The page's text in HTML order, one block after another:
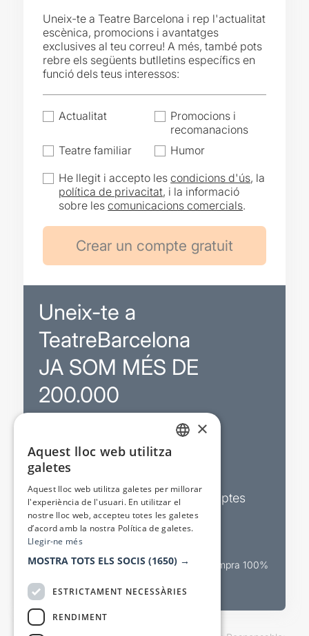
Uneix-te a Teatre Barcelona i rep l'actualitat
escènica, promocions i avantatges
exclusives al teu correu! A més, també pots
rebre els següents butlletins específics en
funció dels teus interessos:
Actualitat
Promocions i
recomanacions
Teatre familiar
Humor
He llegit i accepto lescondicions d'ús, la
política de privacitat, i la informació
sobre lescomunicacions comercials.
Uneix-te a
TeatreBarcelona
JA SOM MÉS DE
200.000
Sortejos exclusius
Butlletins d’actualitat i descomptes
Valora espectacles
Canal oficial de venda teatral Compra 100%
×
Aquest lloc web utilitza
galetes
Aquest lloc web utilitza galetes per millorar
l'experiència de l'usuari. En utilitzar el
nostre lloc web, accepteu totes les galetes
d’acord amb la nostra Política de galetes.
Llegir-ne més
MOSTRA TOTS ELS SOCIS (1650) →
ESTRICTAMENT NECESSÀRIES
RENDIMENT